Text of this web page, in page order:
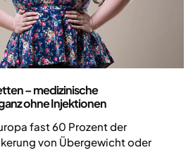
– medizinische
ohne Injektionen
fast 60 Prozent der
von Übergewicht oder